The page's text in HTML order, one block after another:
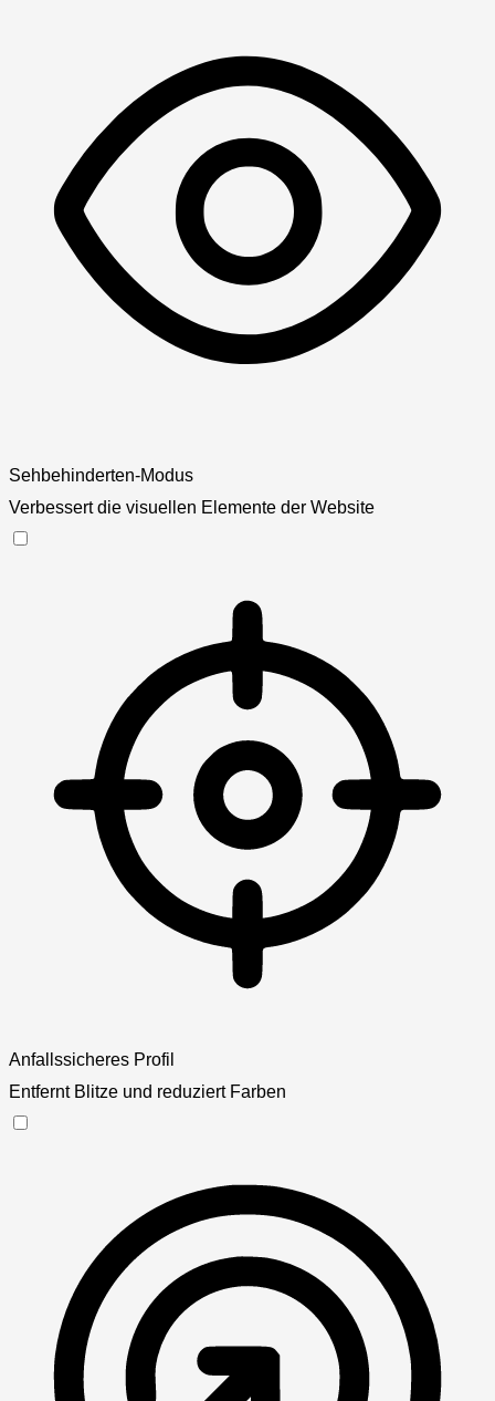
Sehbehinderten-Modus
Verbessert die visuellen Elemente der Website
Anfallssicheres Profil
Entfernt Blitze und reduziert Farben